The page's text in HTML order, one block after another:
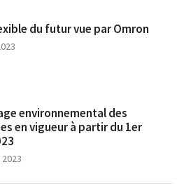
du futur vue par Omron
environnemental des
en vigueur à partir du 1er